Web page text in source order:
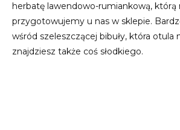
herbatę lawendowo-rumiankową, którą
przygotowujemy u nas w sklepie.
wśród szeleszczącej bibuły, która otula
znajdziesz także coś słodkiego.